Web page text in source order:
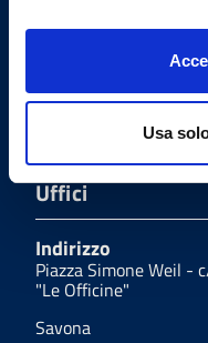
Usa
Email PEC
Uffici
Indirizzo
Piazza Simone Weil -
"Le Officine"
Savona